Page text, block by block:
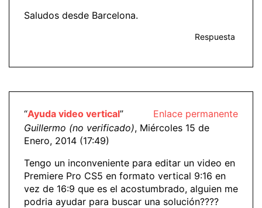
Saludos desde Barcelona.
Respuesta
Enlace permanente
“Ayuda video vertical”
Guillermo (no verificado), Miércoles 15 de
Enero, 2014 (17:49)
Tengo un inconveniente para editar un video en
Premiere Pro CS5 en formato vertical 9:16 en
vez de 16:9 que es el acostumbrado, alguien me
podria ayudar para buscar una solución????